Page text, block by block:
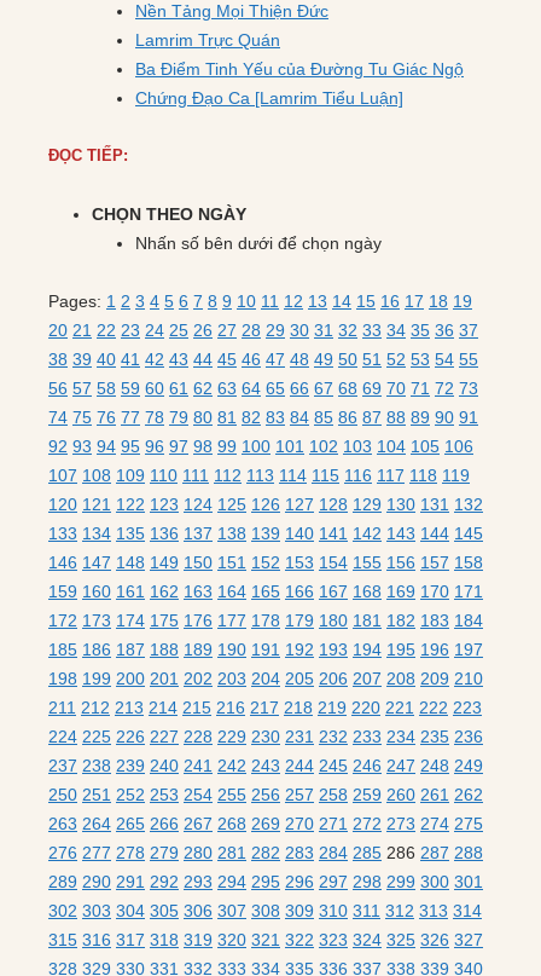
Nền Tảng Mọi Thiện Đức
Lamrim Trực Quán
Ba Điểm Tinh Yếu của Đường Tu Giác Ngộ
Chứng Đạo Ca [Lamrim Tiểu Luận]
ĐỌC TIẾP:
CHỌN THEO NGÀY
Nhấn số bên dưới để chọn ngày
Pages: 1 2 3 4 5 6 7 8 9 10 11 12 13 14 15 16 17 18 19
20 21 22 23 24 25 26 27 28 29 30 31 32 33 34 35 36 37
38 39 40 41 42 43 44 45 46 47 48 49 50 51 52 53 54 55
56 57 58 59 60 61 62 63 64 65 66 67 68 69 70 71 72 73
74 75 76 77 78 79 80 81 82 83 84 85 86 87 88 89 90 91
92 93 94 95 96 97 98 99 100 101 102 103 104 105 106
107 108 109 110 111 112 113 114 115 116 117 118 119
120 121 122 123 124 125 126 127 128 129 130 131 132
133 134 135 136 137 138 139 140 141 142 143 144 145
146 147 148 149 150 151 152 153 154 155 156 157 158
159 160 161 162 163 164 165 166 167 168 169 170 171
172 173 174 175 176 177 178 179 180 181 182 183 184
185 186 187 188 189 190 191 192 193 194 195 196 197
198 199 200 201 202 203 204 205 206 207 208 209 210
211 212 213 214 215 216 217 218 219 220 221 222 223
224 225 226 227 228 229 230 231 232 233 234 235 236
237 238 239 240 241 242 243 244 245 246 247 248 249
250 251 252 253 254 255 256 257 258 259 260 261 262
263 264 265 266 267 268 269 270 271 272 273 274 275
276 277 278 279 280 281 282 283 284 285 286 287 288
289 290 291 292 293 294 295 296 297 298 299 300 301
302 303 304 305 306 307 308 309 310 311 312 313 314
315 316 317 318 319 320 321 322 323 324 325 326 327
328 329 330 331 332 333 334 335 336 337 338 339 340